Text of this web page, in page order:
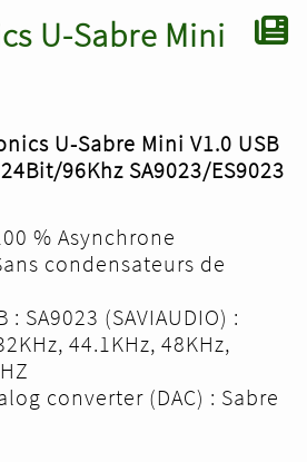
U-Sabre Mini
U-Sabre Mini V1.0 USB
24Bit/96Khz SA9023/ES9023
% Asynchrone
condensateurs de
: SA9023 (SAVIAUDIO) :
44.1KHz, 48KHz,
converter (DAC) : Sabre